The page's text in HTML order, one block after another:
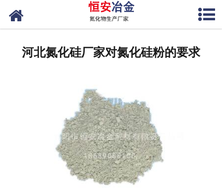
联系我们
河北氮化硅厂家对氮化硅粉的要求